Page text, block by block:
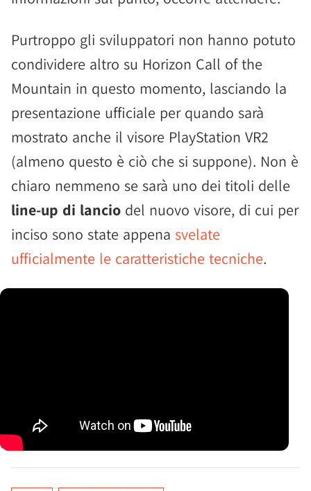
Purtroppo gli sviluppatori non hanno potuto
condividere altro su Horizon Call of the
Mountain in questo momento, lasciando la
presentazione ufficiale per quando sarà
mostrato anche il visore PlayStation VR2
(almeno questo è ciò che si suppone). Non è
chiaro nemmeno se sarà uno dei titoli delle
line-up di lancio del nuovo visore, di cui per
inciso sono state appena svelate
ufficialmente le caratteristiche tecniche.